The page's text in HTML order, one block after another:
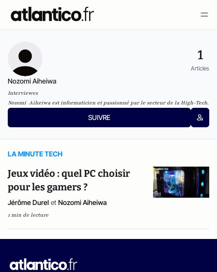
1
Articles
Nozomi Aiheiwa
Interviewes
Nozomi Aiheiwa est informaticien et passionné par le secteur de la High-Tech.
SUIVRE
LA MINUTE TECH
Jeux vidéo : quel PC choisir
pour les gamers ?
Jérôme Durel et Nozomi Aiheiwa
1 min de lecture